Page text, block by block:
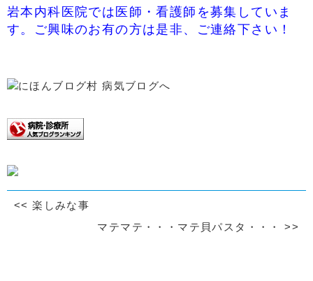
岩本内科医院では医師・看護師を募集していま
す。ご興味のお有の方は是非、ご連絡下さい！
<< 楽しみな事
マテマテ・・・マテ貝パスタ・・・>>